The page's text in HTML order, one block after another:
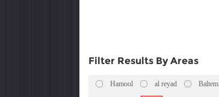
Filter Results By Areas
Hamool al reyad Baltem